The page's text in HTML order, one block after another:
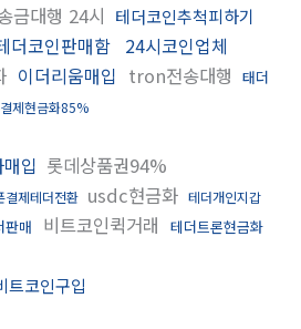
금대행 24시 테더코인추척피하기
더코인판매함 24시코인업체
이더리움매입 tron전송대행 태더
제현금화85%
입 롯데상품권94%
결제테더전환 usdc현금화 테더개인지갑
판매 비트코인퀵거래 테더트론현금화
트코인구입